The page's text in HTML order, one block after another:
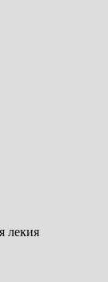
лекия